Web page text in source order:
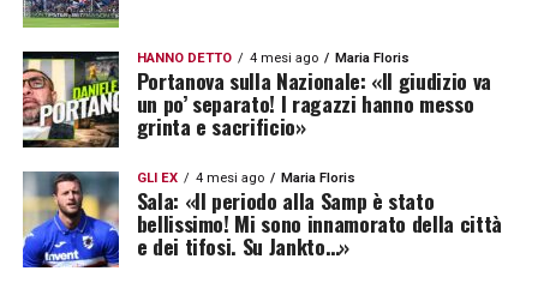
HANNO DETTO 4 mesi ago Maria Floris
Portanova sulla Nazionale: «Il giudizio va
un po’ separato! I ragazzi hanno messo
grinta e sacrificio»
GLI EX 4 mesi ago Maria Floris
Sala: «Il periodo alla Samp è stato
bellissimo! Mi sono innamorato della città
e dei tifosi. Su Jankto…»